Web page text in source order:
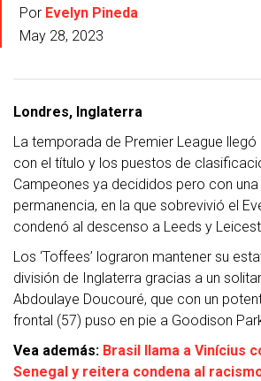
Por Evelyn Pineda
May 28, 2023
Londres, Inglaterra
La temporada de Premier League llegó
con el título y los puestos de
Campeones ya decididos pero con
permanencia, en la que sobrevivió el
condenó al descenso a Leeds y
Los ‘Toffees’ lograron mantener su
división de Inglaterra gracias a un
Abdoulaye Doucouré, que con un
frontal (57) puso en pie a Goodison
Vea además: Brasil llama a Vinícius
Senegal y reitera condena al